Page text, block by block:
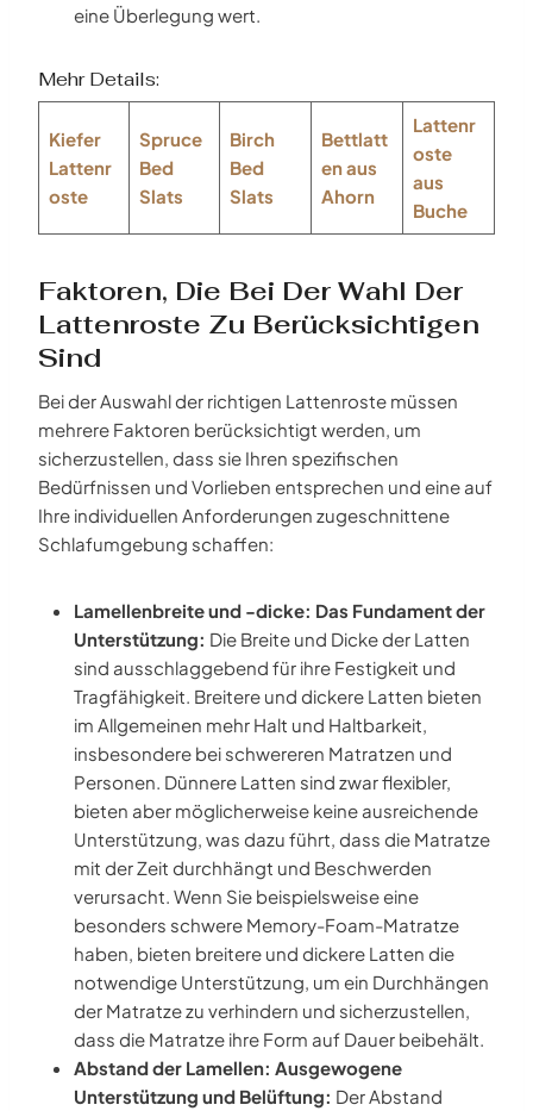
eine Überlegung wert.
Mehr Details:
Kiefer
Lattenr
oste
Spruce
Bed
Slats
Birch
Bed
Slats
Bettlatt
en aus
Ahorn
Lattenr
oste
aus
Buche
Faktoren, Die Bei Der Wahl Der
Lattenroste Zu Berücksichtigen
Sind
Bei der Auswahl der richtigen Lattenroste müssen
mehrere Faktoren berücksichtigt werden, um
sicherzustellen, dass sie Ihren spezifischen
Bedürfnissen und Vorlieben entsprechen und eine auf
Ihre individuellen Anforderungen zugeschnittene
Schlafumgebung schaffen:
Lamellenbreite und -dicke: Das Fundament der
Unterstützung: Die Breite und Dicke der Latten
sind ausschlaggebend für ihre Festigkeit und
Tragfähigkeit. Breitere und dickere Latten bieten
im Allgemeinen mehr Halt und Haltbarkeit,
insbesondere bei schwereren Matratzen und
Personen. Dünnere Latten sind zwar flexibler,
bieten aber möglicherweise keine ausreichende
Unterstützung, was dazu führt, dass die Matratze
mit der Zeit durchhängt und Beschwerden
verursacht. Wenn Sie beispielsweise eine
besonders schwere Memory-Foam-Matratze
haben, bieten breitere und dickere Latten die
notwendige Unterstützung, um ein Durchhängen
der Matratze zu verhindern und sicherzustellen,
dass die Matratze ihre Form auf Dauer beibehält.
Abstand der Lamellen: Ausgewogene
Unterstützung und Belüftung: Der Abstand